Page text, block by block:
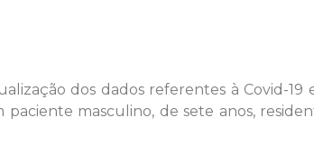
dos dados referentes à Covid-19
masculino, de sete anos,